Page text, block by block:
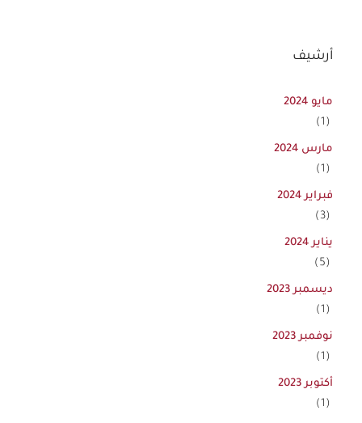
أرشيف
مايو 2024
(1)
مارس 2024
(1)
فبراير 2024
(3)
يناير 2024
(5)
ديسمبر 2023
(1)
نوفمبر 2023
(1)
أكتوبر 2023
(1)